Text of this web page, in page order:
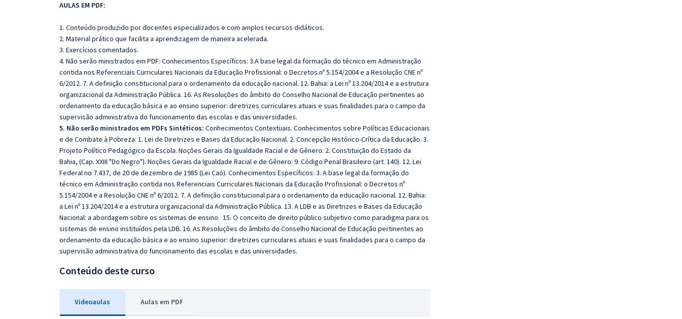
AULAS EM PDF:
1. Conteúdo produzido por docentes especializados e com amplos recursos didáticos.
2. Material prático que facilita a aprendizagem de maneira acelerada.
3. Exercícios comentados.
4. Não serão ministrados em PDF: Conhecimentos Específicos: 3.A base legal da formação do técnico em Administração
contida nos Referenciais Curriculares Nacionais da Educação Profissional: o Decretos nº 5.154/2004 e a Resolução CNE nº
6/2012. 7. A definição constitucional para o ordenamento da educação nacional. 12. Bahia: a Lei nº 13.204/2014 e a estrutura
organizacional da Administração Pública. 16. As Resoluções do âmbito do Conselho Nacional de Educação pertinentes ao
ordenamento da educação básica e ao ensino superior: diretrizes curriculares atuais e suas finalidades para o campo da
supervisão administrativa do funcionamento das escolas e das universidades.
5. Não serão ministrados em PDFs Sintéticos: Conhecimentos Contextuais. Conhecimentos sobre Políticas Educacionais
e de Combate à Pobreza: 1. Lei de Diretrizes e Bases da Educação Nacional. 2. Concepção Histórico-Crítica da Educação. 3.
Projeto Político Pedagógico da Escola. Noções Gerais da Igualdade Racial e de Gênero: 2. Constituição do Estado da
Bahia, (Cap. XXIII "Do Negro"). Noções Gerais da Igualdade Racial e de Gênero: 9. Código Penal Brasileiro (art. 140). 12. Lei
Federal no 7.437, de 20 de dezembro de 1985 (Lei Caó). Conhecimentos Específicos: 3. A base legal da formação do
técnico em Administração contida nos Referenciais Curriculares Nacionais da Educação Profissional: o Decretos nº
5.154/2004 e a Resolução CNE nº 6/2012. 7. A definição constitucional para o ordenamento da educação nacional. 12. Bahia:
a Lei nº 13.204/2014 e a estrutura organizacional da Administração Pública. 13. A LDB e as Diretrizes e Bases da Educação
Nacional: a abordagem sobre os sistemas de ensino. 15. O conceito de direito público subjetivo como paradigma para os
sistemas de ensino instituídos pela LDB. 16. As Resoluções do âmbito do Conselho Nacional de Educação pertinentes ao
ordenamento da educação básica e ao ensino superior: diretrizes curriculares atuais e suas finalidades para o campo da
supervisão administrativa do funcionamento das escolas e das universidades.
Conteúdo deste curso
Videoaulas Aulas em PDF